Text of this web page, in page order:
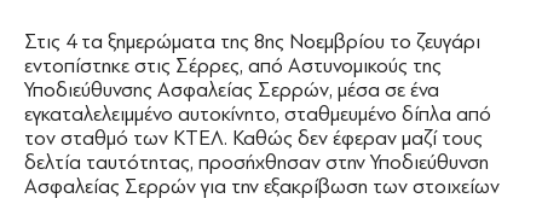
Στις 4 τα ξημερώματα της 8ης Νοεμβρίου το ζευγάρι
εντοπίστηκε στις Σέρρες, από Αστυνομικούς της
Υποδιεύθυνσης Ασφαλείας Σερρών, μέσα σε ένα
εγκαταλελειμμένο αυτοκίνητο, σταθμευμένο δίπλα από
τον σταθμό των ΚΤΕΛ. Καθώς δεν έφεραν μαζί τους
δελτία ταυτότητας, προσήχθησαν στην Υποδιεύθυνση
Ασφαλείας Σερρών για την εξακρίβωση των στοιχείων